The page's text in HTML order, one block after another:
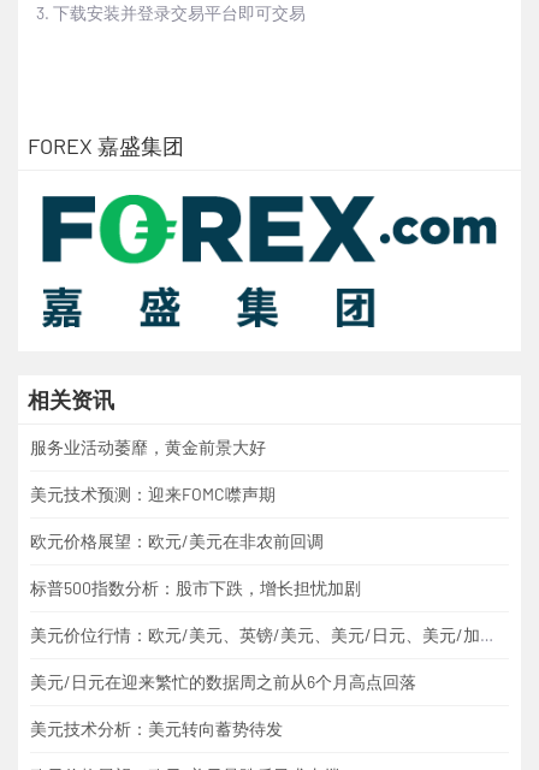
3. 下载安装并登录交易平台即可交易
FOREX 嘉盛集团
相关资讯
服务业活动萎靡，黄金前景大好
美元技术预测：迎来FOMC噤声期
欧元价格展望：欧元/美元在非农前回调
标普500指数分析：股市下跌，增长担忧加剧
美元价位行情：欧元/美元、英镑/美元、美元/日元、美元/加元、黄金
美元/日元在迎来繁忙的数据周之前从6个月高点回落
美元技术分析：美元转向蓄势待发